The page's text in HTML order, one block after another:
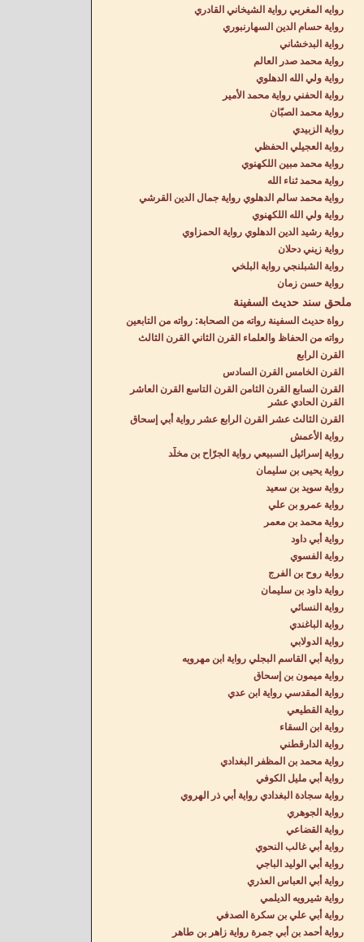
روايه المغربي رواية الشيخاني القادري
رواية حسام الدين السهارنبوري
رواية البدخشاني
رواية محمد صدر العالم
رواية ولي الله الدهلوي
رواية الحفني رواية محمد الأمير
رواية محمد الصبّان
رواية الزبيدي
رواية العجيلي الحفظي
رواية محمد مبين اللكهنوي
رواية محمد ثناء الله
رواية محمد سالم الدهلوي رواية جمال الدين القرشي
رواية ولي الله اللكهنوي
رواية رشيد الدين الدهلوي رواية الحمزاوي
رواية زيني دحلان
رواية الشبلنجي رواية البلخي
رواية حسن زمان
ملحق سند حديث السفينة
رواة حديث السفينة رواته من الصحابة: رواته من التابعين
رواته من الحفاظ والعلماء القرن الثاني القرن الثالث
القرن الرابع
القرن الخامس القرن السادس
القرن السابع القرن الثامن القرن التاسع القرن العاشر
القرن الحادي عشر
القرن الثالث عشر القرن الرابع عشر رواية أبي إسحاق
رواية الأعمش
رواية إسرائيل السبيعي رواية الجرّاح بن مخلّد
رواية يحيى بن سليمان
رواية سويد بن سعيد
رواية عمرو بن علي
رواية محمد بن معمر
رواية أبي داود
رواية الفسوي
رواية روح بن الفرج
رواية داود بن سليمان
رواية النسائي
رواية الباغندي
رواية الدولابي
رواية أبي القاسم البجلي رواية ابن مهرويه
رواية ميمون بن إسحاق
رواية المقدسي رواية ابن عدي
رواية القطيعي
رواية ابن السقاء
رواية الدارقطني
رواية محمد بن المظفر البغدادي
رواية أبي مليل الكوفي
رواية سجادة البغدادي رواية أبي ذر الهروي
رواية الجوهري
رواية القضاعي
رواية أبي غالب النحوي
رواية أبي الوليد الباجي
رواية أبي العباس العذري
رواية شيرويه الديلمي
رواية أبي علي بن سكرة الصدفي
رواية أحمد بن أبي جمرة رواية زاهر بن طاهر